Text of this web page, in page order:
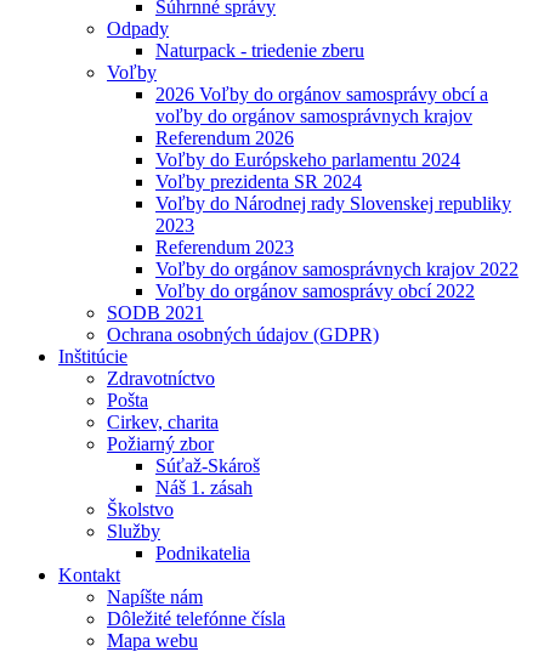
Súhrnné správy
Odpady
Naturpack - triedenie zberu
Voľby
2026 Voľby do orgánov samosprávy obcí a
voľby do orgánov samosprávnych krajov
Referendum 2026
Voľby do Európskeho parlamentu 2024
Voľby prezidenta SR 2024
Voľby do Národnej rady Slovenskej republiky
2023
Referendum 2023
Voľby do orgánov samosprávnych krajov 2022
Voľby do orgánov samosprávy obcí 2022
SODB 2021
Ochrana osobných údajov (GDPR)
Inštitúcie
Zdravotníctvo
Pošta
Cirkev, charita
Požiarný zbor
Súťaž-Skároš
Náš 1. zásah
Školstvo
Služby
Podnikatelia
Kontakt
Napíšte nám
Dôležité telefónne čísla
Mapa webu